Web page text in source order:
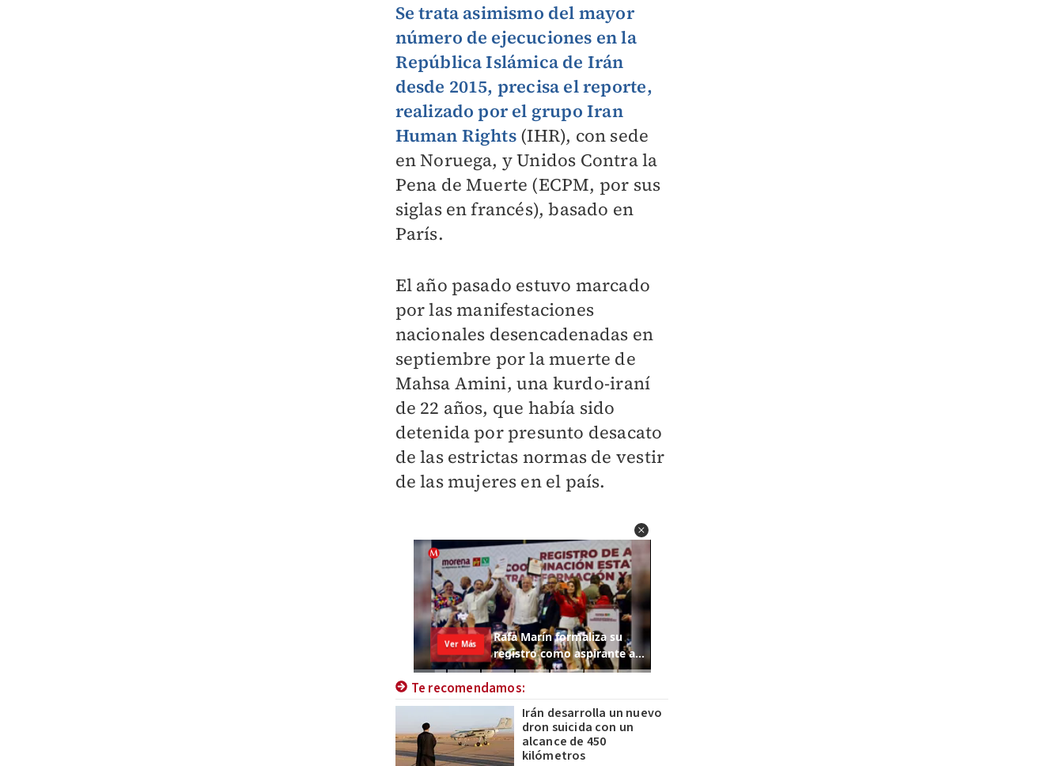
Se trata asimismo del mayor
número de ejecuciones en la
República Islámica de Irán
desde 2015, precisa el reporte,
realizado por el grupo Iran
Human Rights(IHR), con sede
en Noruega, y Unidos Contra la
Pena de Muerte (ECPM, por sus
siglas en francés), basado en
París.
El año pasado estuvo marcado
por las manifestaciones
nacionales desencadenadas en
septiembre por la muerte de
Mahsa Amini, una kurdo-iraní
de 22 años, que había sido
detenida por presunto desacato
de las estrictas normas de vestir
de las mujeres en el país.
Te recomendamos:
Irán desarrolla un nuevo
dron suicida con un
alcance de 450
kilómetros